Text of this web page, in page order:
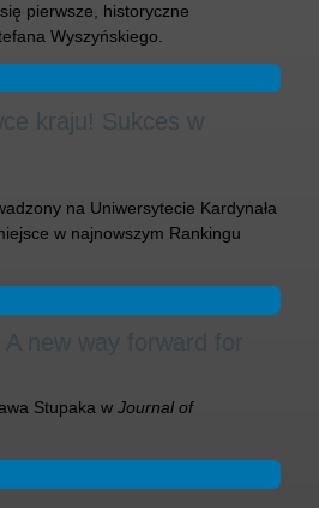
pierwsze, historyczne
Wyszyńskiego.
kraju! Sukces w
na Uniwersytecie Kardynała
w najnowszym Rankingu
new way forward for
Stupaka w Journal of